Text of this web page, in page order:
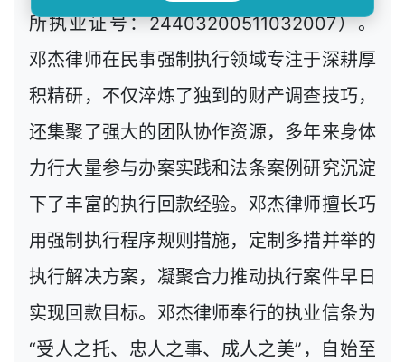
所执业证号：24403200511032007）。
邓杰律师在民事强制执行领域专注于深耕厚
积精研，不仅淬炼了独到的财产调查技巧，
还集聚了强大的团队协作资源，多年来身体
力行大量参与办案实践和法条案例研究沉淀
下了丰富的执行回款经验。邓杰律师擅长巧
用强制执行程序规则措施，定制多措并举的
执行解决方案，凝聚合力推动执行案件早日
实现回款目标。邓杰律师奉行的执业信条为
“受人之托、忠人之事、成人之美”，自始至